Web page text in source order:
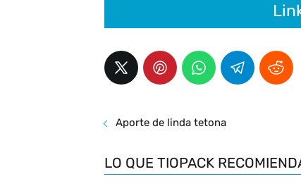
Aporte de linda tetona
LO QUE TIOPACK